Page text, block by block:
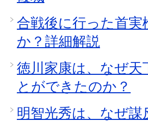
合戦後に行った首実
か？詳細解説
徳川家康は、なぜ天
とができたのか？
明智光秀は、なぜ謀